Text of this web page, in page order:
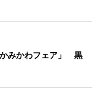
みかわフェア」 黒